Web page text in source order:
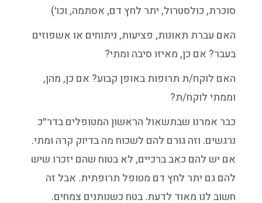
סוכרת, כולסטרול, יתר לחץ דם, אסתמה, וכו׳)
האם עברת תאונות, פציעות, ניתוחים או אשפוזים
בעבר? אם כן, מאיזו סיבה ומתי?
האם לוקח/ת תרופות באופן קבוע? אם כן, מהן,
וממתי לוקח/ת?
כבר אמרנו שבתשאול הראשון המטופלים בדר״כ
נרגשים. וזה גורם להם לשכוח מה בדיוק קרה ומתי.
אם יש להם כאב ברכיים, לא בטוח שהם יזכרו שיש
להם גם יתר לחץ דם מטופל תרופתית. אבל זה
חשוב לנו מאוד לדעת. בטח כשנותנים צמחים.